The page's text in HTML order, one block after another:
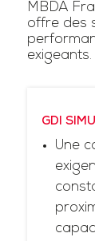
MBDA
offre des
exigeants.
GDI
Une